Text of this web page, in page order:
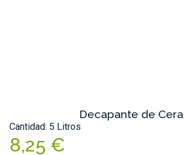
Decapante de Cera
Cantidad: 5 Litros
8,25 €